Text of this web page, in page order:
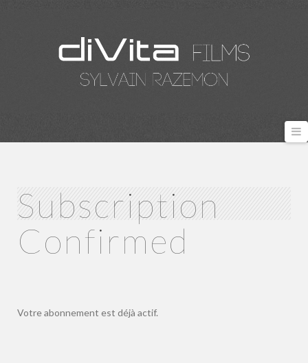
Subscription
Confirmed
Votre abonnement est déjà actif.